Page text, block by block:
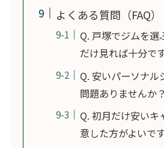
よくある質問（FAQ）
Q. 戸塚でジムを選
だけ見れば十分で
Q. 安いパーソナル
問題ありませんか？
Q. 初月だけ安いキ
意した方がよいで